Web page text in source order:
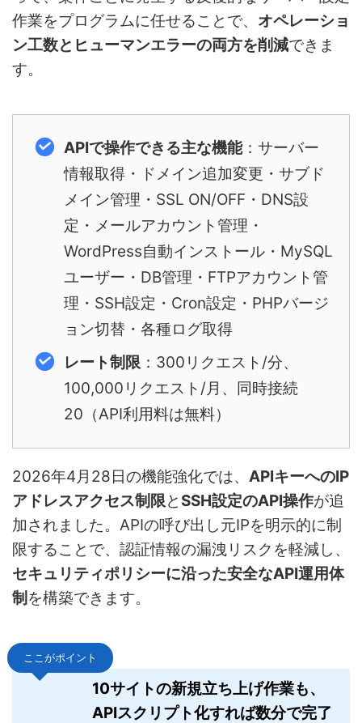
作業をプログラムに任せることで、 オペレーショ
ン工数とヒューマンエラーの両方を削減できま
す。
APIで操作できる主な機能：サーバー
情報取得・ドメイン追加変更・サブド
メイン管理・SSL ON/OFF・DNS設
定・メールアカウント管理・
WordPress自動インストール・MySQL
ユーザー・DB管理・FTPアカウント管
理・SSH設定・Cron設定・PHPバージ
ョン切替・各種ログ取得
レート制限：300リクエスト/分、
100,000リクエスト/月、同時接続
20（API利用料は無料）
2026年4月28日の機能強化では、 APIキーへのIP
アドレスアクセス制限と SSH設定のAPI操作が追
加されました。APIの呼び出し元IPを明示的に制
限することで、認証情報の漏洩リスクを軽減し、
セキュリティポリシーに沿った安全なAPI運用体
制 を構築できます。
ここがポイント
10サイトの新規立ち上げ作業も、
APIスクリプト化すれば数分で完了